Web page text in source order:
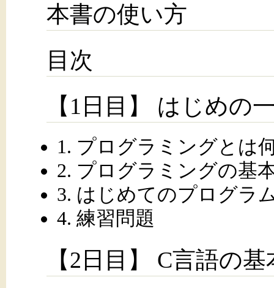
本書の使い方
目次
【1日目】 はじめの
1. プログラミングとは
2. プログラミングの基
3. はじめてのプログラ
4. 練習問題
【2日目】 C言語の基